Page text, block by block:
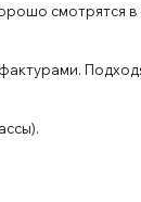
смотрятся в
фактурами. Подход
сы).